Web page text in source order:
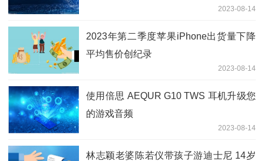
2023-08-14
2023年第二季度苹果iPhone出货量下降
平均售价创纪录
2023-08-14
使用倍思 AEQUR G10 TWS 耳机升级您
的游戏音频
2023-08-14
林志颖老婆陈若仪带孩子游迪士尼 14岁